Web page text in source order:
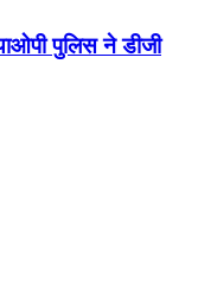
पुलिस ने डीजी